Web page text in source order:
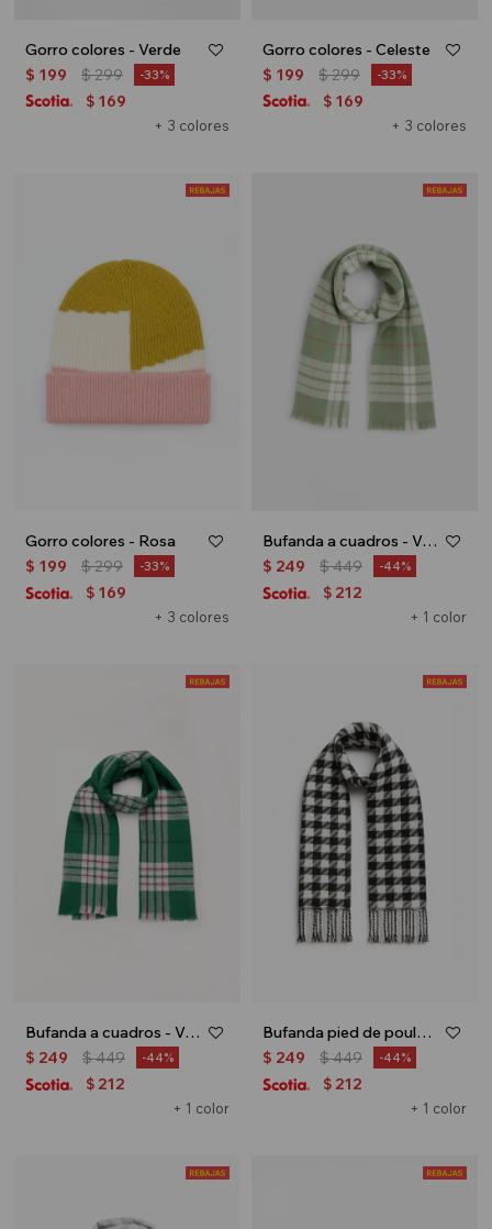
Gorro colores - Verde
+ 3 colores
$ 199 $299 33
$ 169
Gorro colores - Celeste
+ 3 colores
$ 199 $299 33
$ 169
Gorro colores - Rosa
+ 3 colores
$ 199 $299 33
$ 169
Bufanda a cuadros - Verde oliva
+ 1 color
$ 249 $449 44
$ 212
Bufanda a cuadros - Verde
+ 1 color
$ 249 $449 44
$ 212
Bufanda pied de poule - Negro
+ 1 color
$ 249 $449 44
$ 212